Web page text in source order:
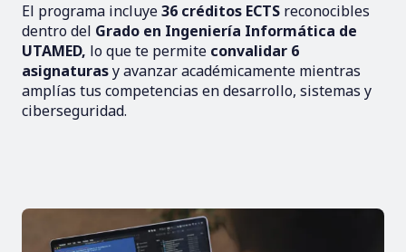
El programa incluye36 créditos ECTS reconocibles
dentro del Grado en Ingeniería Informática de
UTAMED, lo que te permite convalidar 6
asignaturasy avanzar académicamente mientras
amplías tus competencias en desarrollo, sistemas y
ciberseguridad.